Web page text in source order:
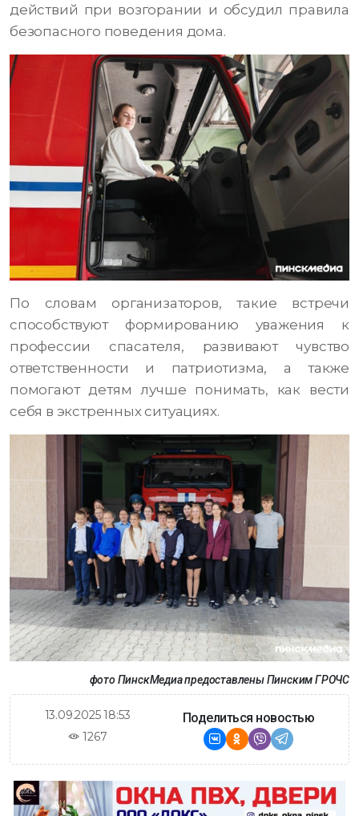
действий при возгорании и обсудил правила
безопасного поведения дома.
По словам организаторов, такие встречи
способствуют формированию уважения к
профессии спасателя, развивают чувство
ответственности и патриотизма, а также
помогают детям лучше понимать, как вести
себя в экстренных ситуациях.
фото ПинскМедиа предоставлены Пинским ГРОЧС
13.09.2025 18:53
1267
Поделиться новостью